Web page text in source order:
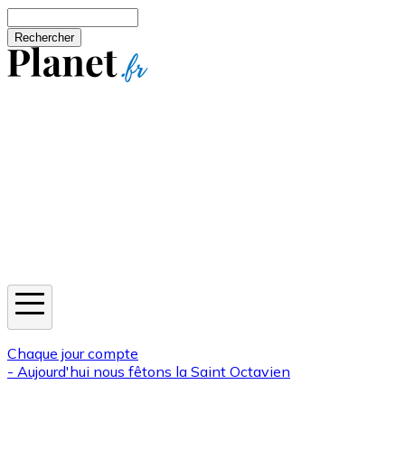
Chaque jour compte
- Aujourd'hui nous fêtons la Saint Octavien